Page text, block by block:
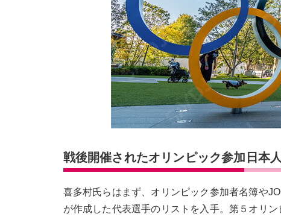
戦後開催されたオリンピック参加日本
喜多村氏らはまず、オリンピック参加者名簿や
が作成した代表選手のリストを入手。第５オリ